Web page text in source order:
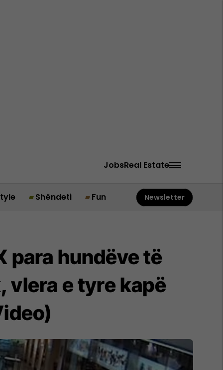
JobsReal Estate
Shëndeti Fun Newsletter
para hundëve të
vlera e tyre kapë